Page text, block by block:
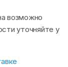
возможно
уточняйте у